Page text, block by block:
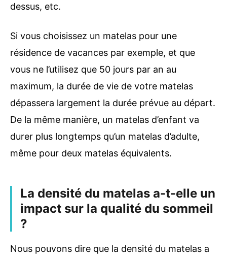
dessus, etc.
Si vous choisissez un matelas pour une
résidence de vacances par exemple, et que
vous ne l’utilisez que 50 jours par an au
maximum, la durée de vie de votre matelas
dépassera largement la durée prévue au départ.
De la même manière, un matelas d’enfant va
durer plus longtemps qu’un matelas d’adulte,
même pour deux matelas équivalents.
La densité du matelas a-t-elle un
impact sur la qualité du sommeil
?
Nous pouvons dire que la densité du matelas a